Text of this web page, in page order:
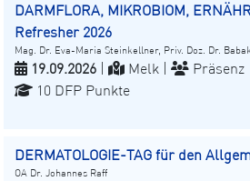
DARMFLORA, MIKROBIOM,
Refresher 2026
Mag. Dr. Eva-Maria Steinkellner, Priv. Doz. Dr.
19.09.2026 Melk |
Präsenz
10 DFP Punkte
DERMATOLOGIE-TAG für den
OA Dr. Johannes Raff